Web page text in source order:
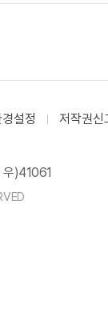
설정 저작권신
우)41061